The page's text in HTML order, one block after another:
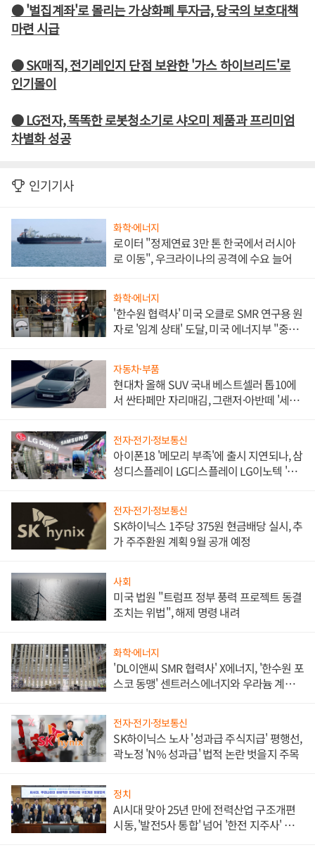
● '벌집계좌'로 몰리는 가상화폐 투자금, 당국의 보호대책
마련 시급
● SK매직, 전기레인지 단점 보완한 '가스 하이브리드'로
인기몰이
● LG전자, 똑똑한 로봇청소기로 샤오미 제품과 프리미엄
차별화 성공
인기기사
화학·에너지
로이터 "정제연료 3만 톤 한국에서 러시아
로 이동", 우크라이나의 공격에 수요 늘어
화학·에너지
'한수원 협력사' 미국 오클로 SMR 연구용 원
자로 '임계 상태' 도달, 미국 에너지부 "중요
자동차·부품
현대차 올해 SUV 국내 베스트셀러 톱10에
서 싼타페만 자리매김, 그랜저·아반떼 '세단
전자·전기·정보통신
아이폰18 '메모리 부족'에 출시 지연되나, 삼
성디스플레이 LG디스플레이 LG이노텍 '탈
전자·전기·정보통신
SK하이닉스 1주당 375원 현금배당 실시, 추
가 주주환원 계획 9월 공개 예정
사회
미국 법원 "트럼프 정부 풍력 프로젝트 동결
조치는 위법", 해제 명령 내려
화학·에너지
'DL이앤씨 SMR 협력사' X에너지, '한수원 포
스코 동맹' 센트러스에너지와 우라늄 계약
전자·전기·정보통신
SK하이닉스 노사 '성과급 주식지급' 평행선,
곽노정 'N% 성과급' 법적 논란 벗을지 주목
정치
AI시대 맞아 25년 만에 전력산업 구조개편
시동, '발전5사 통합' 넘어 '한전 지주사' 재편